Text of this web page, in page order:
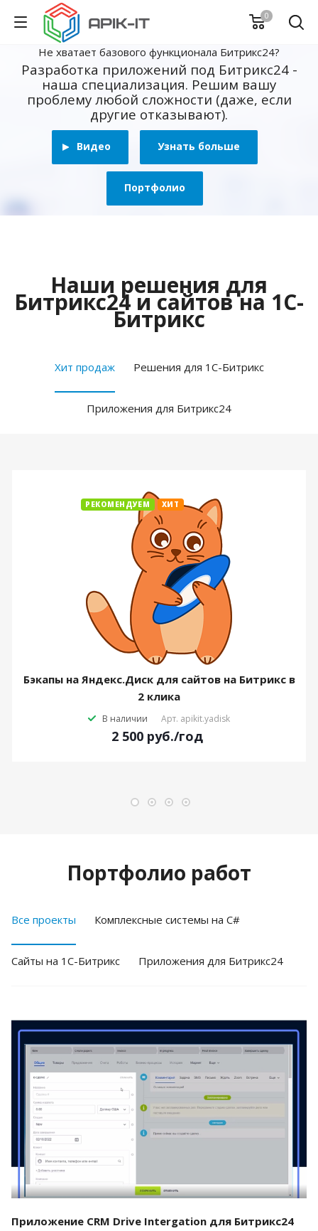
0
Не хватает базового функционала Битрикс24?
Разработка приложений под Битрикс24 -
наша специализация. Решим вашу
проблему любой сложности (даже, если
другие отказывают).
Видео Узнать больше
Портфолио
Наши решения для
Битрикс24 и сайтов на 1С-
Битрикс
Хит продаж Решения для 1С-Битрикс
Приложения для Битрикс24
РЕКОМЕНДУЕМ ХИТ
Бэкапы на Яндекс.Диск для сайтов на Битрикс в
2 клика
В наличии Арт. apikit.yadisk
2 500 руб./год
Портфолио работ
Все проекты Комплексные системы на C#
Cайты на 1С-Битрикс Приложения для Битрикс24
Смотреть проект
Приложение CRM Drive Intergation для Битрикс24